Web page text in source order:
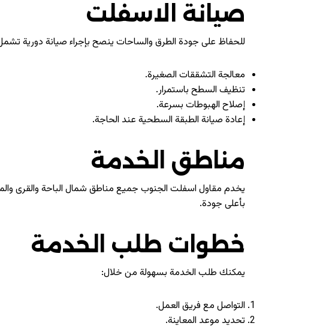
صيانة الاسفلت
للحفاظ على جودة الطرق والساحات ينصح بإجراء صيانة دورية
معالجة التشققات الصغيرة.
تنظيف السطح باستمرار.
إصلاح الهبوطات بسرعة.
إعادة صيانة الطبقة السطحية عند الحاجة.
مناطق الخدمة
يخدم مقاول اسفلت الجنوب جميع مناطق شمال الباحةوالقرى
بأعلى جودة.
خطوات طلب الخدمة
يمكنك طلب الخدمة بسهولة من خلال:
التواصل مع فريق العمل.
تحديد موعد المعاينة.